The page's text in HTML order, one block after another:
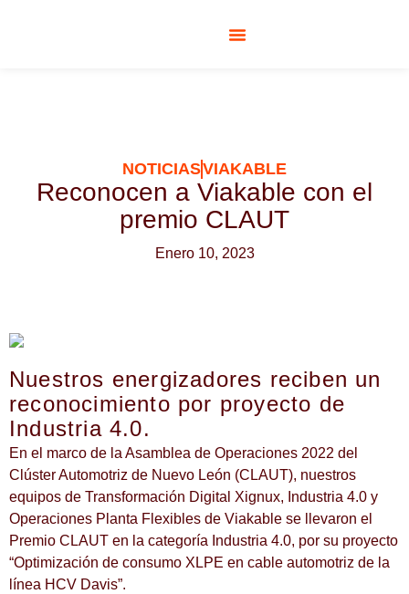
NOTICIASVIAKABLE
Reconocen a Viakable con el
premio CLAUT
Enero 10, 2023
Nuestros energizadores reciben un
reconocimiento por proyecto de
Industria 4.0.
En el marco de la Asamblea de Operaciones 2022 del
Clúster Automotriz de Nuevo León (CLAUT), nuestros
equipos de Transformación Digital Xignux, Industria 4.0 y
Operaciones Planta Flexibles de Viakable se llevaron el
Premio CLAUT en la categoría Industria 4.0, por su proyecto
“Optimización de consumo XLPE en cable automotriz de la
línea HCV Davis”.